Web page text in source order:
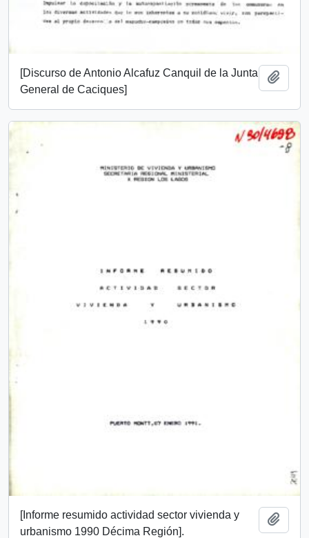
[Discurso de Antonio Alcafuz Canquil de la Junta
General de Caciques]
[Informe resumido actividad sector vivienda y
urbanismo 1990 Décima Región].